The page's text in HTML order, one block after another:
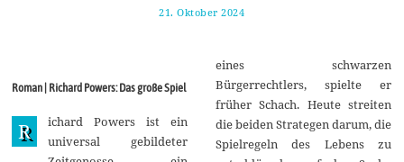
21. Oktober 2024
m
b
e
r
2
Roman | Richard Powers: Das große Spiel
R
ichard Powers ist ein
universal gebildeter
eines schwarzen
Bürgerrechtlers, spielte er
früher Schach. Heute streiten
die beiden Strategen darum, die
Spielregeln des Lebens zu